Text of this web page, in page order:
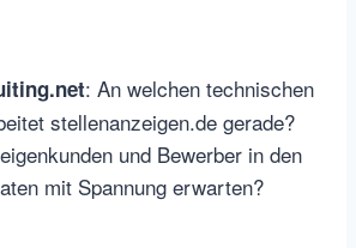
: An welchen technischen
stellenanzeigen.de gerade?
und Bewerber in den
mit Spannung erwarten?